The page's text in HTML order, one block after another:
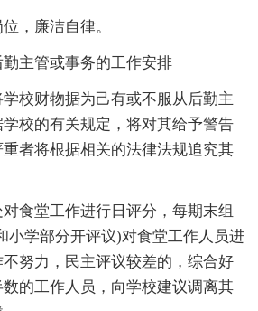
，廉洁自律。
主管或事务的工作安排
校财物据为己有或不服从后勤主
校的有关规定，将对其给予警告
者将根据相关的法律法规追究其
食堂工作进行日评分，每期末组
小学部分开评议)对食堂工作人员进
努力，民主评议较差的，综合好
的工作人员，向学校建议调离其